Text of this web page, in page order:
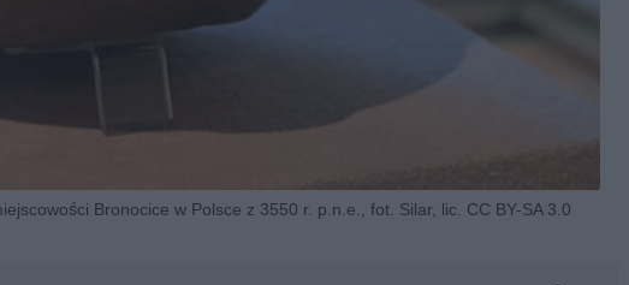
Bronocice w Polsce z 3550 r. p.n.e., fot. Silar, lic. CC BY-SA 3.0